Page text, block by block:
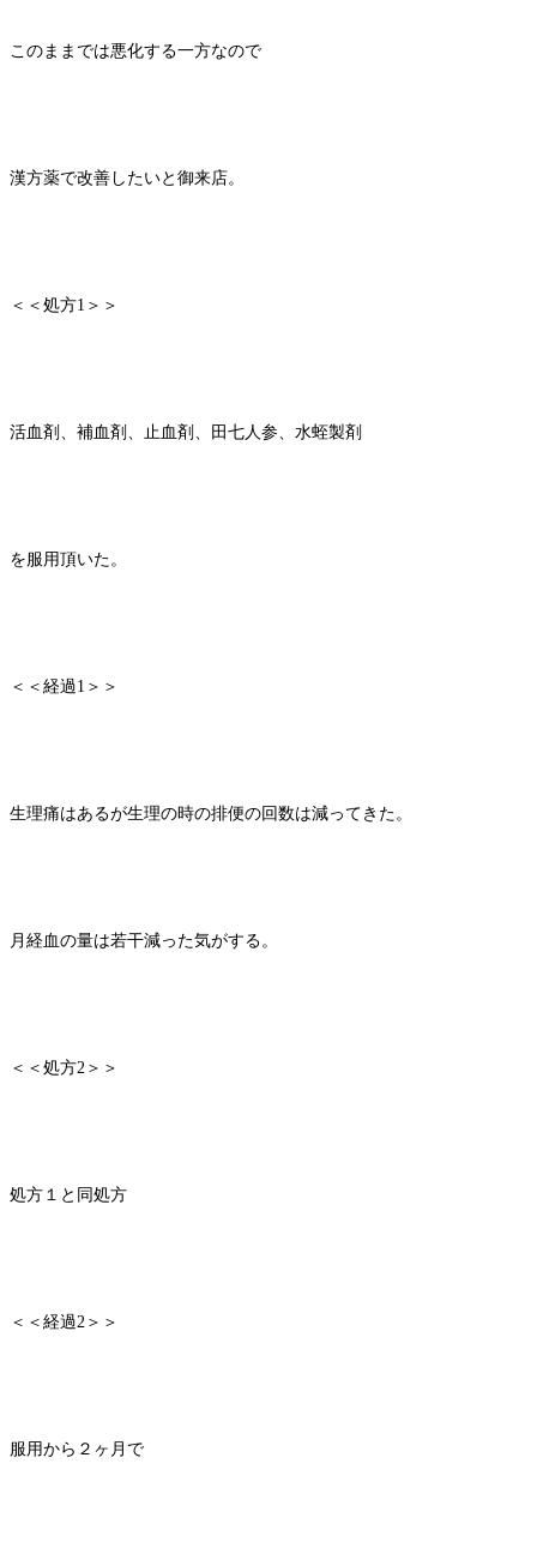
このままでは悪化する一方なので
漢方薬で改善したいと御来店。
＜＜処方1＞＞
活血剤、補血剤、止血剤、田七人参、水蛭製剤
を服用頂いた。
＜＜経過1＞＞
生理痛はあるが生理の時の排便の回数は減ってきた。
月経血の量は若干減った気がする。
＜＜処方2＞＞
処方１と同処方
＜＜経過2＞＞
服用から２ヶ月で